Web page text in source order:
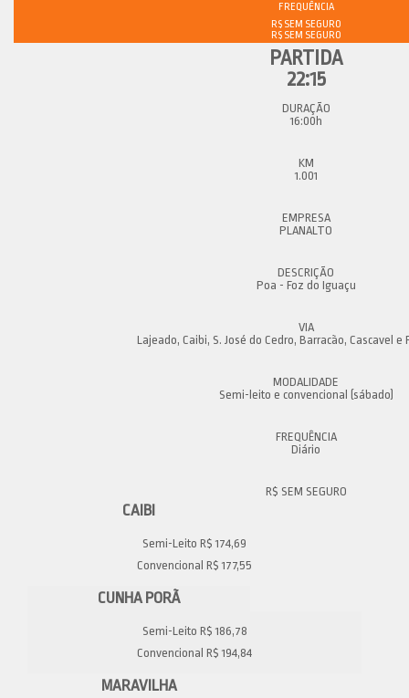
FREQUÊNCIA
R$ SEM SEGURO
22:15
16:00h
1.001
PLANALTO
Poa - Foz do Iguaçu
Lajeado, Caibi, S. José do Cedro, Barracão, Cascavel e
Semi-leito e convencional (sábado)
Diário
CAIBI
Semi-Leito R$ 174,69
Convencional R$ 177,55
CUNHA PORÃ
Semi-Leito R$ 186,78
Convencional R$ 194,84
MARAVILHA